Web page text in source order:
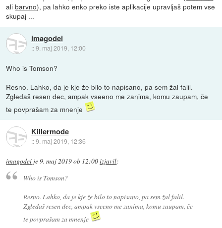
alibarvno), pa lahko enko preko iste aplikacije upravljaš potem vse
skupaj ...
imagodei
::9. maj 2019, 12:00
Who is Tomson?
Resno. Lahko, da je kje že bilo to napisano, pa sem žal falil.
Zgledaš resen dec, ampak vseeno me zanima, komu zaupam, če
te povprašam za mnenje
Killermode
::9. maj 2019, 12:36
imagodei je9. maj 2019 ob 12:00izjavil:
Who is Tomson?
Resno. Lahko, da je kje že bilo to napisano, pa sem žal falil.
Zgledaš resen dec, ampak vseeno me zanima, komu zaupam, če
te povprašam za mnenje